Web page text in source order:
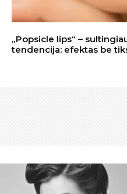
„Popsicle lips“ –
tendencija: efektas be